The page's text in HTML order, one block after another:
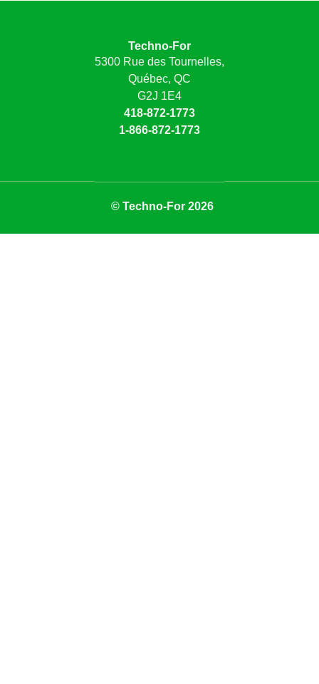
Techno-For
5300 Rue des Tournelles,
Québec, QC
G2J 1E4
418-872-1773
1-866-872-1773
© Techno-For 2026